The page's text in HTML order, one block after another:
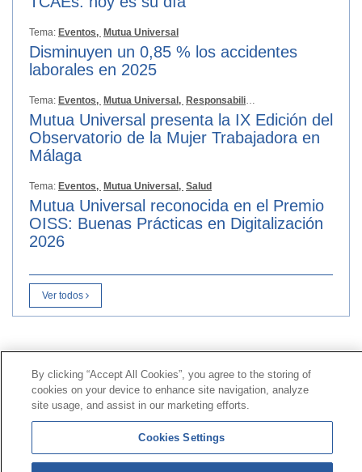
Tema: Eventos, Mutua Universal
Disminuyen un 0,85 % los accidentes
laborales en 2025
Tema: Eventos, Mutua Universal, Responsabilidad Social
Mutua Universal presenta la IX Edición del
Observatorio de la Mujer Trabajadora en
Málaga
Tema: Eventos, Mutua Universal, Salud
Mutua Universal reconocida en el Premio
OISS: Buenas Prácticas en Digitalización
2026
Ver todos
Contacto|Perfil del contratante|Reclamaciones
Línea Universal 900 203 203|Zona Privada Comisión de
Prestaciones Especiales|Zona Privada Proveedor
Sanitario
© Mutua Universal 2026 | Mapa del sitio | Aviso legal
By clicking “Accept All Cookies”, you agree to the storing of
cookies on your device to enhance site navigation, analyze
site usage, and assist in our marketing efforts.
Cookies Settings